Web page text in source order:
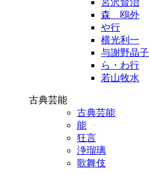
宮沢賢治
森 鴎外
や行
横光利一
与謝野晶子
ら・わ行
若山牧水
古典芸能
古典芸能
能
狂言
浄瑠璃
歌舞伎